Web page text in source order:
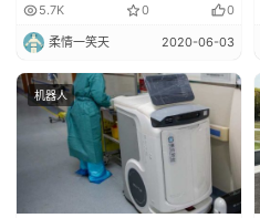
5.7K 0 0
柔情一笑天 2020-06-03
机器人